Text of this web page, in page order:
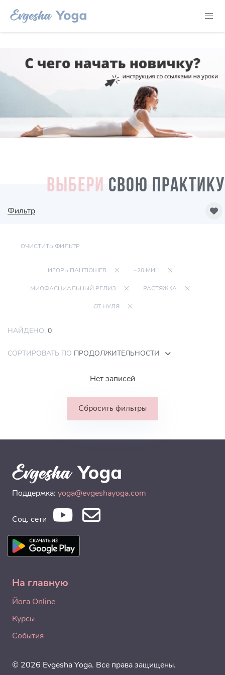
ВЫБЕРИ СВОЮ ПРАКТИКУ
Фильтр
ОЧИСТИТЬ ФИЛЬТР
ИГОРЬ ПАНТЮШЕВ ~20 МИН
МИОФАСЦИАЛЬНЫЙ РЕЛИЗ РАСТЯЖКА
ОТ НУЛЯ
НАЙДЕНО: 0
СОРТИРОВАТЬ ПО ПРОДОЛЖИТЕЛЬНОСТИ
Нет записей
Сбросить фильтры
Поддержка: yoga@evgeshayoga.com
Соц. сети
На главную
Йога Online
Курсы
События
© 2026 Evgesha Yoga. Все права защищены.